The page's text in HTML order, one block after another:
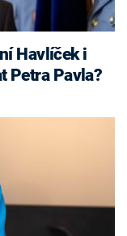
Petra Pavla?